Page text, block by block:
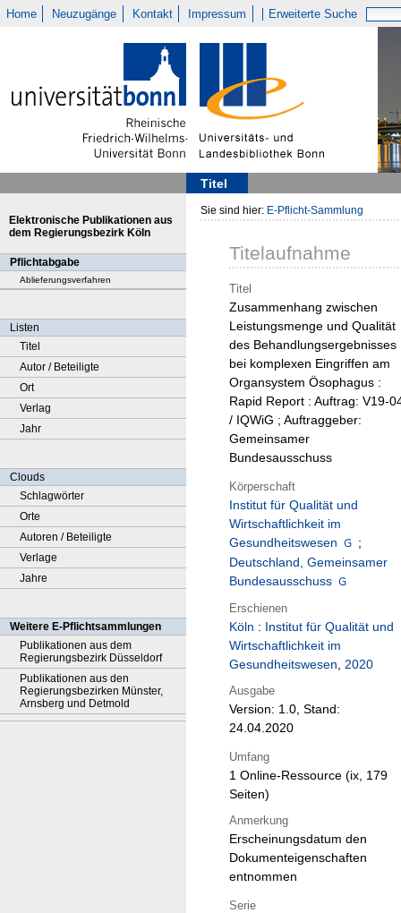
Home Neuzugänge Kontakt Impressum Erweiterte Suche
Titel
Elektronische Publikationen aus
dem Regierungsbezirk Köln
Pflichtabgabe
Ablieferungsverfahren
Listen
Titel
Autor / Beteiligte
Ort
Verlag
Jahr
Clouds
Schlagwörter
Orte
Autoren / Beteiligte
Verlage
Jahre
Weitere E-Pflichtsammlungen
Publikationen aus dem
Regierungsbezirk Düsseldorf
Publikationen aus den
Regierungsbezirken Münster,
Arnsberg und Detmold
Sie sind hier: E-Pflicht-Sammlung
Titelaufnahme
Titel
Zusammenhang zwischen
Leistungsmenge und Qualität
des Behandlungsergebnisses
bei komplexen Eingriffen am
Organsystem Ösophagus :
Rapid Report : Auftrag: V19-
/ IQWiG ; Auftraggeber:
Gemeinsamer
Bundesausschuss
Körperschaft
Institut für Qualität und
Wirtschaftlichkeit im
Gesundheitswesen
;
Deutschland, Gemeinsamer
Bundesausschuss
Erschienen
Köln : Institut für Qualität und
Wirtschaftlichkeit im
Gesundheitswesen, 2020
Ausgabe
Version: 1.0, Stand:
24.04.2020
Umfang
1 Online-Ressource (ix, 179
Seiten)
Anmerkung
Erscheinungsdatum den
Dokumenteigenschaften
entnommen
Serie